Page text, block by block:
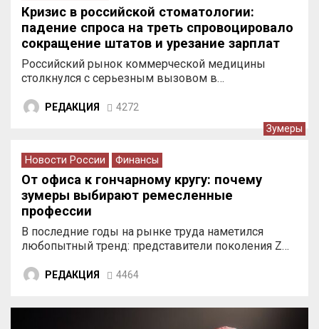
Кризис в российской стоматологии:
падение спроса на треть спровоцировало
сокращение штатов и урезание зарплат
врачей
Российский рынок коммерческой медицины
столкнулся с серьезным вызовом в…
РЕДАКЦИЯ 4272
Зумеры
Новости России Финансы
От офиса к гончарному кругу: почему
зумеры выбирают ремесленные
профессии
В последние годы на рынке труда наметился
любопытный тренд: представители поколения Z…
РЕДАКЦИЯ 4464